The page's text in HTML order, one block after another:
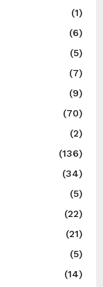
(1)
(6)
(5)
(7)
(9)
(70)
(2)
(136)
(34)
(5)
(22)
(21)
(5)
(14)